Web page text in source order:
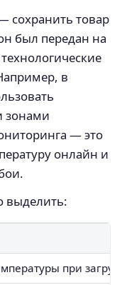
сохранить товар
был передан на
в
зонами
— это
онлайн и
выделить:
при